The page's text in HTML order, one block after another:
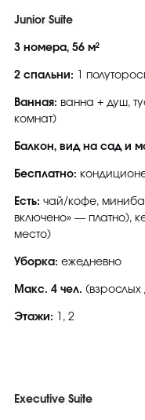
Junior Suite
3 номера, 56 м²
2 спальни: 1
Ванная: ванна + душ,
комнат)
Балкон, вид на сад и
Бесплатно:
Есть: чай/кофе,
включено» — платно),
место)
Уборка: ежедневно
Макс. 4 чел. (взрослых
Этажи: 1, 2
Executive Suite